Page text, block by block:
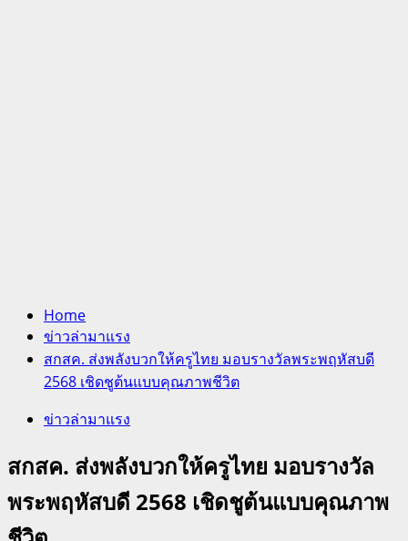
Home
ข่าวล่ามาแรง
สกสค. ส่งพลังบวกให้ครูไทย มอบรางวัลพระพฤหัสบดี
2568 เชิดชูต้นแบบคุณภาพชีวิต
ข่าวล่ามาแรง
สกสค. ส่งพลังบวกให้ครูไทย มอบรางวัล
พระพฤหัสบดี 2568 เชิดชูต้นแบบคุณภาพ